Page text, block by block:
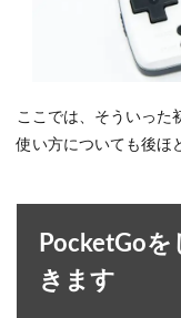
ここでは、そういった
使い方についても後ほ
PocketGo
きます